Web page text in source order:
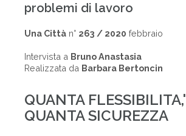
problemi di lavoro
Una Città n° 263 / 2020 febbraio
Intervista a Bruno Anastasia
Realizzata da Barbara Bertoncin
QUANTA FLESSIBILITA,'
QUANTA SICUREZZA